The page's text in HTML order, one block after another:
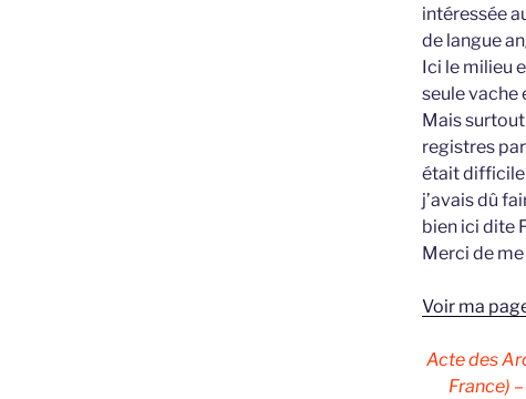
intéressée
de langue
Ici le milieu
seule vache
Mais
registres
était difficile
j’avais dû
bien ici dite
Merci de
Voir ma
Acte des
France)